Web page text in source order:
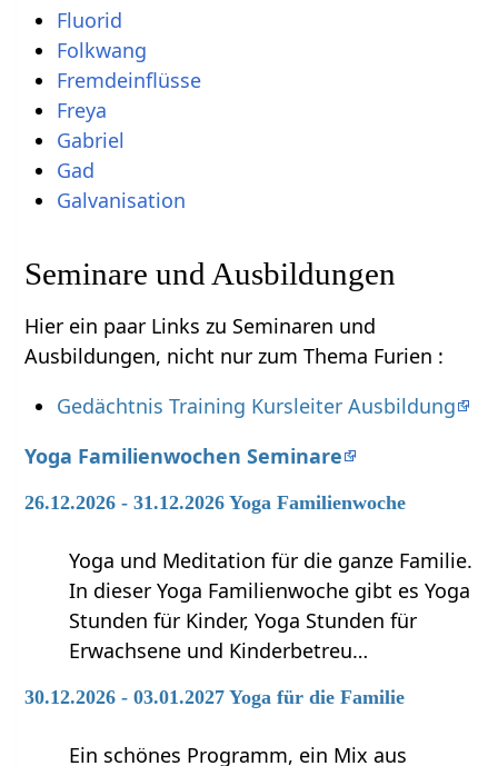
Fluorid
Folkwang
Fremdeinflüsse
Freya
Gabriel
Gad
Galvanisation
Seminare und Ausbildungen
Hier ein paar Links zu Seminaren und
Ausbildungen, nicht nur zum Thema Furien :
Gedächtnis Training Kursleiter Ausbildung
Yoga Familienwochen Seminare
26.12.2026 - 31.12.2026 Yoga Familienwoche
Yoga und Meditation für die ganze Familie.
In dieser Yoga Familienwoche gibt es Yoga
Stunden für Kinder, Yoga Stunden für
Erwachsene und Kinderbetreu…
30.12.2026 - 03.01.2027 Yoga für die Familie
Ein schönes Programm, ein Mix aus